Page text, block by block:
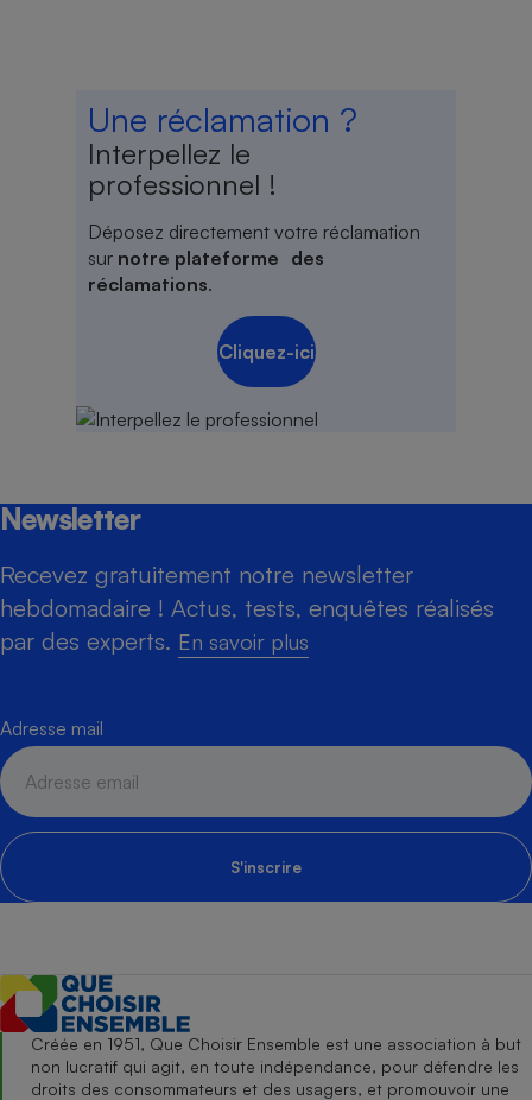
Une réclamation ?
Interpellez le
professionnel !
Déposez directement votre réclamation
sur notre plateforme des
réclamations.
Cliquez-ici
Newsletter
Recevez gratuitement notre newsletter
hebdomadaire ! Actus, tests, enquêtes réalisés
par des experts. En savoir plus
Adresse mail
S'inscrire
Créée en 1951, Que Choisir Ensemble est une association à but
non lucratif qui agit, en toute indépendance, pour défendre les
droits des consommateurs et des usagers, et promouvoir une